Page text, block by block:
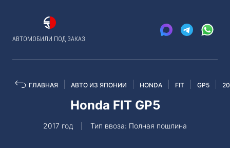
АВТОМОБИЛИ ПОД ЗАКАЗ
ГЛАВНАЯ АВТО ИЗ ЯПОНИИ HONDA FIT GP5
Honda FIT GP5
2017 год Тип ввоза: Полная пошлина